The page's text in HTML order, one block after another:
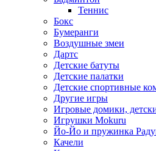
Теннис
Бокс
Бумеранги
Воздушные змеи
Дартс
Детские батуты
Детские палатки
Детские спортивные
Другие игры
Игровые домики,
Игрушки Mokuru
Йо-Йо и пружинка
Качели